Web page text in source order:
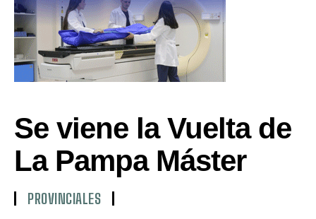
Se viene la Vuelta de
La Pampa Máster
PROVINCIALES